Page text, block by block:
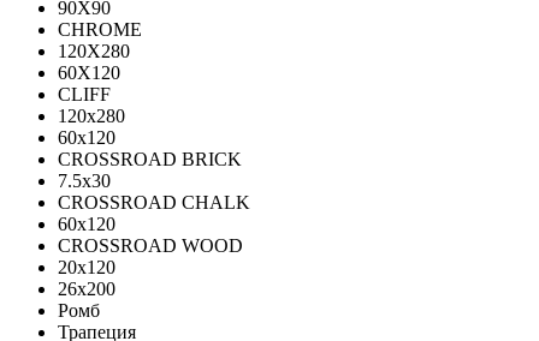
90Х90
CHROME
120X280
60X120
CLIFF
120x280
60x120
CROSSROAD BRICK
7.5х30
CROSSROAD CHALK
60х120
CROSSROAD WOOD
20х120
26х200
Ромб
Трапеция